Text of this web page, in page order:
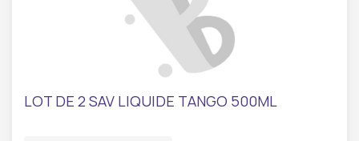
LOT DE 2 SAV LIQUIDE TANGO 500ML